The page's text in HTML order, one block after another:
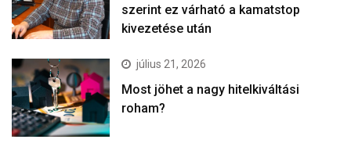
szerint ez várható a kamatstop
kivezetése után
július 21, 2026
Most jöhet a nagy hitelkiváltási
roham?